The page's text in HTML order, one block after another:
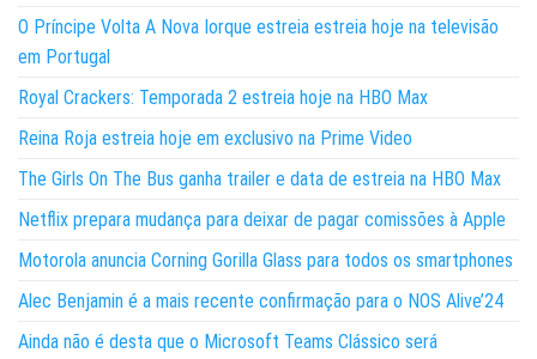
O Príncipe Volta A Nova Iorque estreia estreia hoje na televisão
em Portugal
Royal Crackers: Temporada 2 estreia hoje na HBO Max
Reina Roja estreia hoje em exclusivo na Prime Video
The Girls On The Bus ganha trailer e data de estreia na HBO Max
Netflix prepara mudança para deixar de pagar comissões à Apple
Motorola anuncia Corning Gorilla Glass para todos os smartphones
Alec Benjamin é a mais recente confirmação para o NOS Alive’24
Ainda não é desta que o Microsoft Teams Clássico será